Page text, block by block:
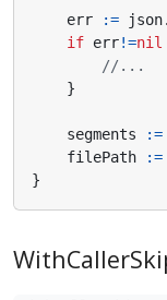
err := json.
if err!=nil
//...
}
segments :=
filePath
:=
}